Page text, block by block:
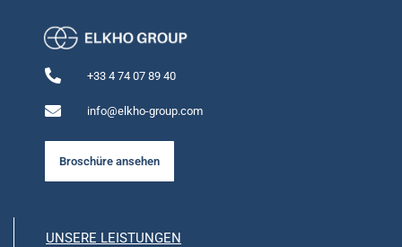
+33 4 74 07 89 40
info@elkho-group.com
Broschüre ansehen
UNSERE LEISTUNGEN